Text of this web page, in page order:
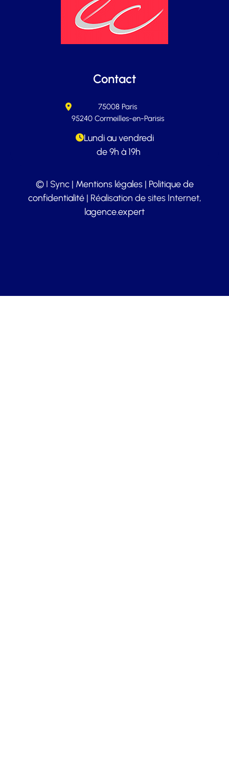
Contact
75008 Paris
95240 Cormeilles-en-Parisis
Lundi au vendredi
de 9h à 19h
© I Sync | Mentions légales| Politique de
confidentialité| Réalisation de sites Internet,
lagence.expert